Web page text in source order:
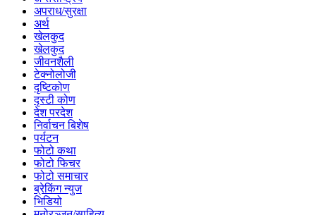
अपराध/सुरक्षा
अर्थ
खेलकुद
खेलकुद
जीवनशैली
टेक्नोलोजी
दृष्टिकोण
दृस्टी कोण
देश परदेश
निर्वाचन बिशेष
पर्यटन
फोटो कथा
फोटो फिचर
फोटो समाचार
ब्रेकिंग न्युज
भिडियो